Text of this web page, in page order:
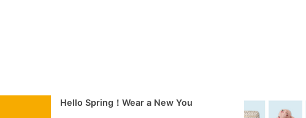
Hello Spring！Wear a New You